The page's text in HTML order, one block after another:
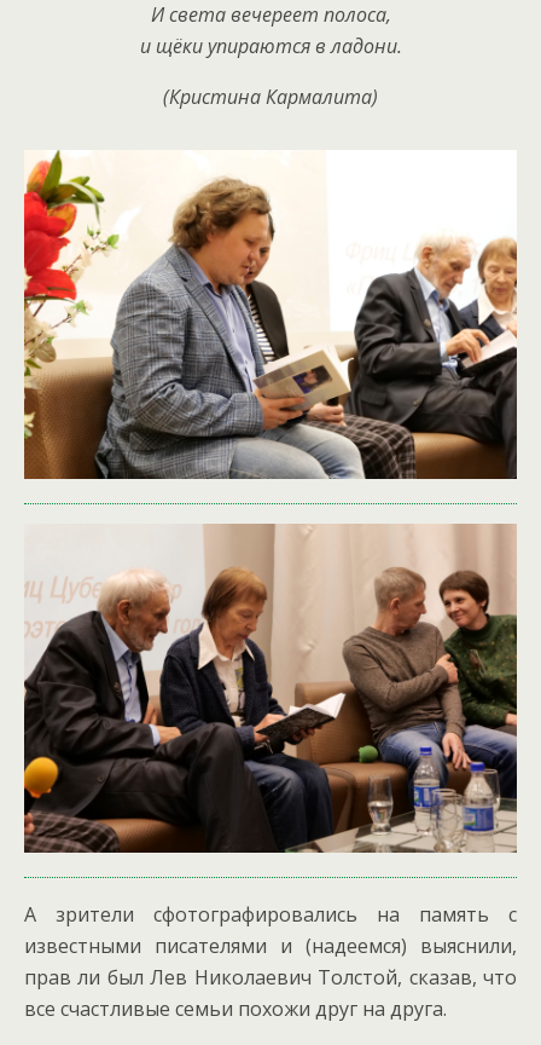
И света вечереет полоса,
и щёки упираются в ладони.
(Кристина Кармалита)
А зрители сфотографировались на память с
известными писателями и (надеемся) выяснили,
прав ли был Лев Николаевич Толстой, сказав, что
все счастливые семьи похожи друг на друга.